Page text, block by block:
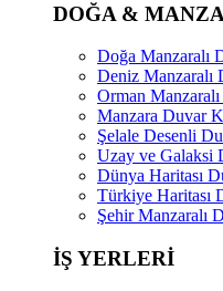
DOĞA &
Doğa Manzaralı
Deniz Manzaralı
Orman
Manzara Duvar
Şelale Desenli
Uzay ve Galaksi
Dünya Haritası
Türkiye Haritası
Şehir Manzaralı
İŞ YERLERİ